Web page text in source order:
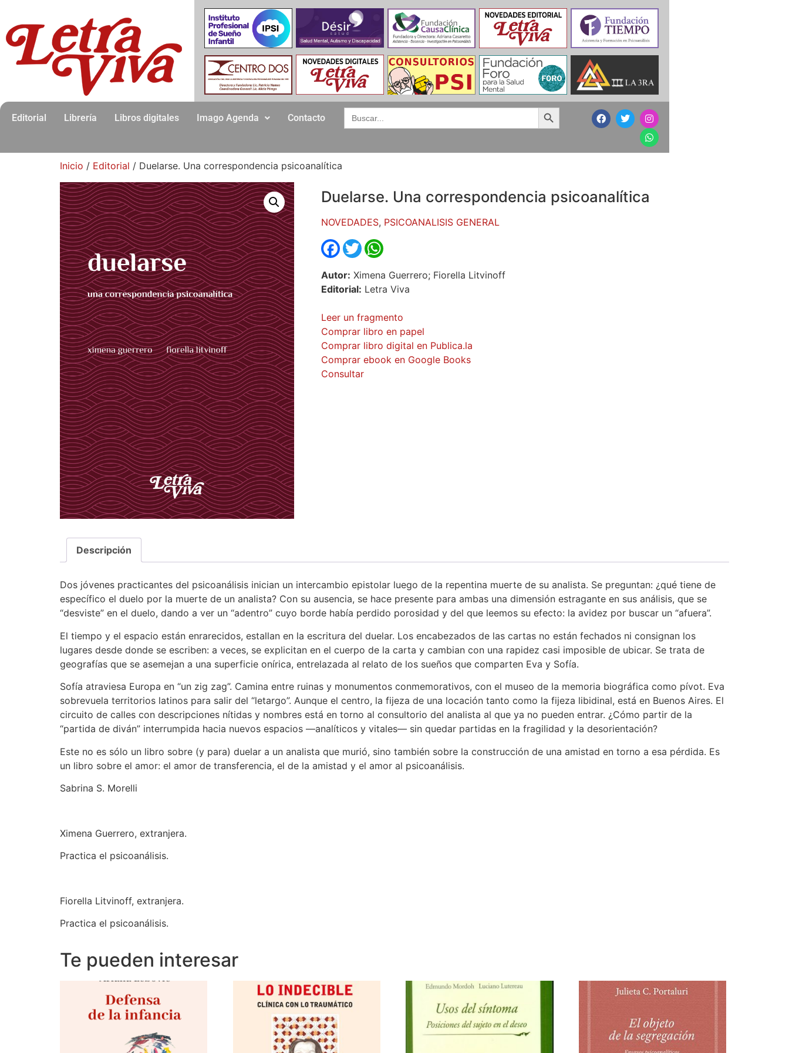
Editorial Librería Libros digitales Imago Agenda Contacto
Search
for:
Search Button
Inicio / Editorial / Duelarse. Una correspondencia psicoanalítica
Duelarse. Una correspondencia psicoanalítica
NOVEDADES, PSICOANALISIS GENERAL
Facebook
TwitterWhatsApp
Autor: Ximena Guerrero; Fiorella Litvinoff
Editorial: Letra Viva
Leer un fragmento
Comprar libro en papel
Comprar libro digital en Publica.la
Comprar ebook en Google Books
Consultar
Descripción
Dos jóvenes practicantes del psicoanálisis inician un intercambio epistolar luego de la repentina muerte de su analista. Se preguntan: ¿qué tiene de
específico el duelo por la muerte de un analista? Con su ausencia, se hace presente para ambas una dimensión estragante en sus análisis, que se
“desviste” en el duelo, dando a ver un “adentro” cuyo borde había perdido porosidad y del que leemos su efecto: la avidez por buscar un “afuera”.
El tiempo y el espacio están enrarecidos, estallan en la escritura del duelar. Los encabezados de las cartas no están fechados ni consignan los
lugares desde donde se escriben: a veces, se explicitan en el cuerpo de la carta y cambian con una rapidez casi imposible de ubicar. Se trata de
geografías que se asemejan a una superficie onírica, entrelazada al relato de los sueños que comparten Eva y Sofía.
Sofía atraviesa Europa en “un zig zag”. Camina entre ruinas y monumentos conmemorativos, con el museo de la memoria biográfica como pívot. Eva
sobrevuela territorios latinos para salir del “letargo”. Aunque el centro, la fijeza de una locación tanto como la fijeza libidinal, está en Buenos Aires. El
circuito de calles con descripciones nítidas y nombres está en torno al consultorio del analista al que ya no pueden entrar. ¿Cómo partir de la
“partida de diván” interrumpida hacia nuevos espacios —analíticos y vitales— sin quedar partidas en la fragilidad y la desorientación?
Este no es sólo un libro sobre (y para) duelar a un analista que murió, sino también sobre la construcción de una amistad en torno a esa pérdida. Es
un libro sobre el amor: el amor de transferencia, el de la amistad y el amor al psicoanálisis.
Sabrina S. Morelli
Ximena Guerrero, extranjera.
Practica el psicoanálisis.
Fiorella Litvinoff, extranjera.
Practica el psicoanálisis.
Te pueden interesar